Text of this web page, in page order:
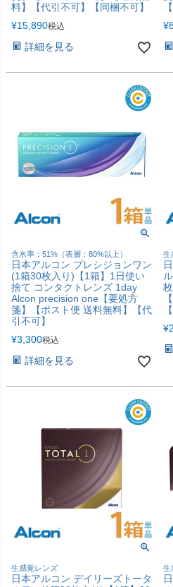
料】【代引不可】【同梱不可】
¥15,890税込
詳細を見る
¥
含水率：51%（表層：80%以上）
日本アルコン プレシジョンワン
(1箱30枚入り)【1箱】1日使い
捨て コンタクトレンズ 1day
Alcon precision one【要処方
箋】【ポスト便 送料無料】【代
引不可】
¥3,300税込
詳細を見る
生
¥
生感覚レンズ
日本アルコン デイリーズトータ
生